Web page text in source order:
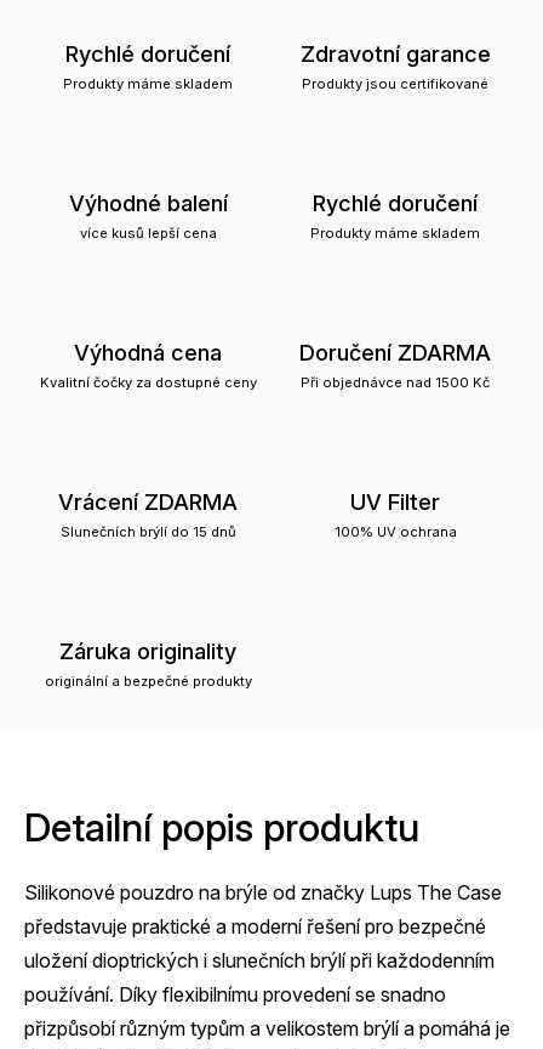
Rychlé doručení
Produkty máme skladem
Zdravotní garance
Produkty jsou certifikované
Výhodné balení
více kusů lepší cena
Rychlé doručení
Produkty máme skladem
Výhodná cena
Kvalitní čočky za dostupné ceny
Doručení ZDARMA
Při objednávce nad 1500 Kč
Vrácení ZDARMA
Slunečních brýlí do 15 dnů
UV Filter
100% UV ochrana
Záruka originality
originální a bezpečné produkty
Detailní popis produktu
Silikonové pouzdro na brýle od značky Lups The Case
představuje praktické a moderní řešení pro bezpečné
uložení dioptrických i slunečních brýlí při každodenním
používání. Díky flexibilnímu provedení se snadno
přizpůsobí různým typům a velikostem brýlí a pomáhá je